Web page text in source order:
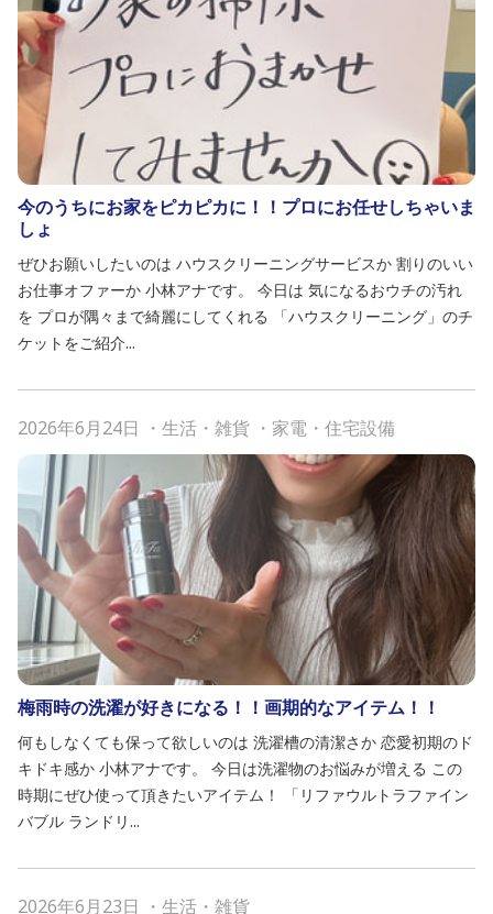
今のうちにお家をピカピカに！！プロにお任せしちゃいま
しょ
ぜひお願いしたいのは ハウスクリーニングサービスか 割りのいい
お仕事オファーか 小林アナです。 今日は 気になるおウチの汚れ
を プロが隅々まで綺麗にしてくれる 「ハウスクリーニング」のチ
ケットをご紹介...
2026年6月24日 ・ 生活・雑貨 ・ 家電・住宅設備
梅雨時の洗濯が好きになる！！画期的なアイテム！！
何もしなくても保って欲しいのは 洗濯槽の清潔さか 恋愛初期のド
キドキ感か 小林アナです。 今日は洗濯物のお悩みが増える この
時期にぜひ使って頂きたいアイテム！ 「リファウルトラファイン
バブル ランドリ...
2026年6月23日 ・ 生活・雑貨